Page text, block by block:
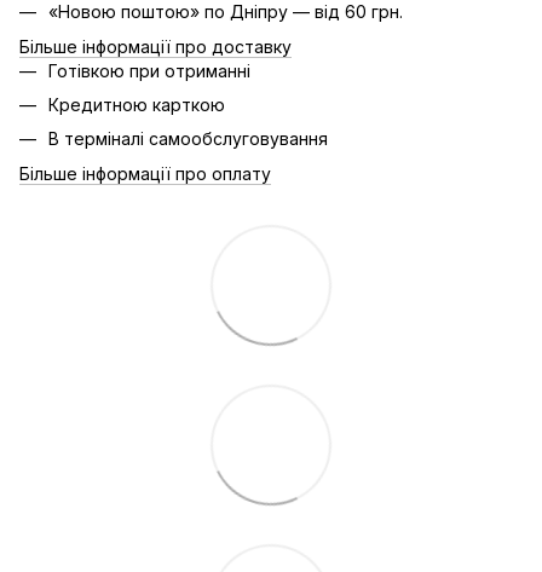
«Новою поштою» по Дніпру — від 60 грн.
Більше інформації про доставку
Готівкою при отриманні
Кредитною карткою
В терміналі самообслуговування
Більше інформації про оплату